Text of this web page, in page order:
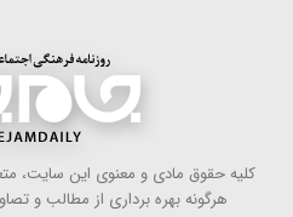
كلیه حقوق مادی و معنوی این سایت،
هرگونه بهره ‌برداری از مطالب و